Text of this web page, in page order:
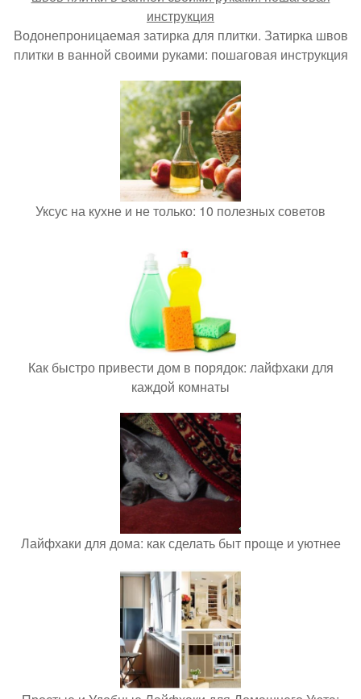
Водонепроницаемая затирка для плитки. Затирка швов
плитки в ванной своими руками: пошаговая инструкция
Уксус на кухне и не только: 10 полезных советов
Как быстро привести дом в порядок: лайфхаки для
каждой комнаты
Лайфхаки для дома: как сделать быт проще и уютнее